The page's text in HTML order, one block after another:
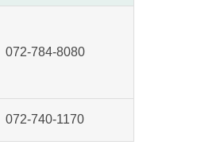
072-784-8080
072-740-1170